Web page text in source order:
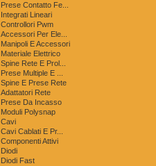
Prese Contatto Fe...
Integrati Lineari
Controllori Pwm
Accessori Per Ele...
Manipoli E Accessori
Materiale Elettrico
Spine Rete E Prol...
Prese Multiple E ...
Spine E Prese Rete
Adattatori Rete
Prese Da Incasso
Moduli Polysnap
Cavi
Cavi Cablati E Pr...
Componenti Attivi
Diodi
Diodi Fast